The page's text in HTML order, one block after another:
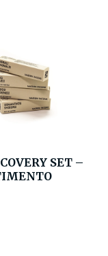
SET –